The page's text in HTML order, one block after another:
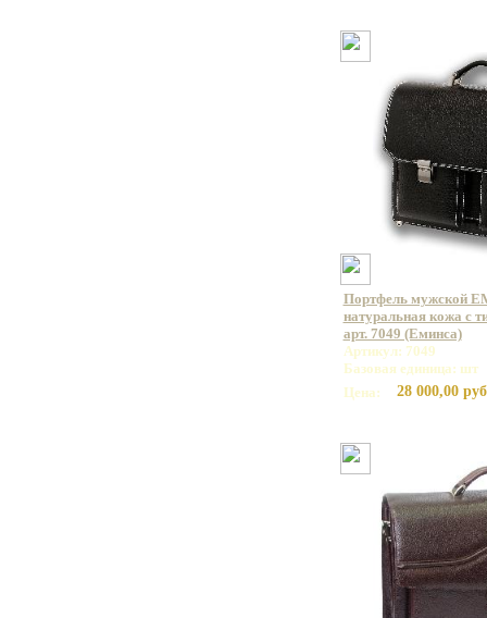
Портфель мужской
натуральная кожа с
арт. 7049 (Еминса)
Артикул: 7049
Базовая единица: шт
Цена:
28 000,00